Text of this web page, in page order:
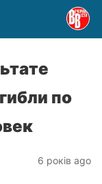
по
6 років ago